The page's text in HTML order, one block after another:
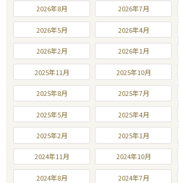
2026年8月 2026年7月
2026年5月 2026年4月
2026年2月 2026年1月
2025年11月 2025年10月
2025年8月 2025年7月
2025年5月 2025年4月
2025年2月 2025年1月
2024年11月 2024年10月
2024年8月 2024年7月